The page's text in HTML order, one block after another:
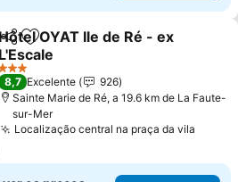
PartilharAdicionar aos favoritos
Hôtel OYAT Ile de Ré - ex
L'Escale
3 Estrelas
8,7 Excelente
926
Sainte Marie de Ré, a 19.6 km de La Faute-
sur-Mer
Localização central na praça da vila